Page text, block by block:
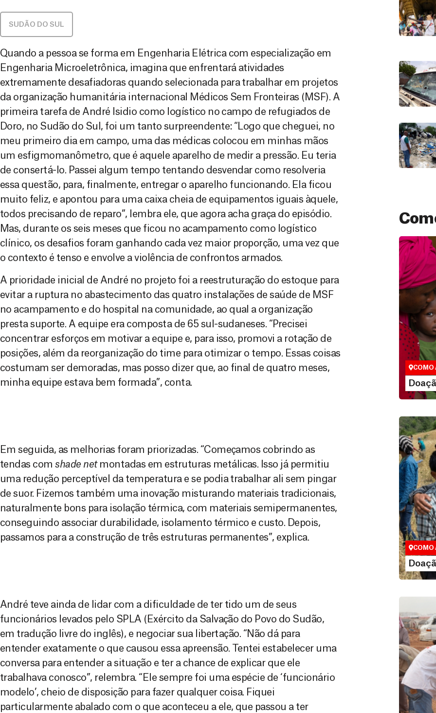
SUDÃO DO SUL
Quando a pessoa se forma em Engenharia Elétrica com especialização em
Engenharia Microeletrônica, imagina que enfrentará atividades
extremamente desafiadoras quando selecionada para trabalhar em projetos
da organização humanitária internacional Médicos Sem Fronteiras (MSF). A
primeira tarefa de André Isidio como logístico no campo de refugiados de
Doro, no Sudão do Sul, foi um tanto surpreendente: “Logo que cheguei, no
meu primeiro dia em campo, uma das médicas colocou em minhas mãos
um esfigmomanômetro, que é aquele aparelho de medir a pressão. Eu teria
de consertá-lo. Passei algum tempo tentando desvendar como resolveria
essa questão, para, finalmente, entregar o aparelho funcionando. Ela ficou
muito feliz, e apontou para uma caixa cheia de equipamentos iguais àquele,
todos precisando de reparo”, lembra ele, que agora acha graça do episódio.
Mas, durante os seis meses que ficou no acampamento como logístico
clínico, os desafios foram ganhando cada vez maior proporção, uma vez que
o contexto é tenso e envolve a violência de confrontos armados.
A prioridade inicial de André no projeto foi a reestruturação do estoque para
evitar a ruptura no abastecimento das quatro instalações de saúde de MSF
no acampamento e do hospital na comunidade, ao qual a organização
presta suporte. A equipe era composta de 65 sul-sudaneses. “Precisei
concentrar esforços em motivar a equipe e, para isso, promovi a rotação de
posições, além da reorganização do time para otimizar o tempo. Essas coisas
costumam ser demoradas, mas posso dizer que, ao final de quatro meses,
minha equipe estava bem formada”, conta.
Em seguida, as melhorias foram priorizadas. “Começamos cobrindo as
tendas comshade netmontadas em estruturas metálicas. Isso já permitiu
uma redução perceptível da temperatura e se podia trabalhar ali sem pingar
de suor. Fizemos também uma inovação misturando materiais tradicionais,
naturalmente bons para isolação térmica, com materiais semipermanentes,
conseguindo associar durabilidade, isolamento térmico e custo. Depois,
passamos para a construção de três estruturas permanentes”, explica.
André teve ainda de lidar com a dificuldade de ter tido um de seus
funcionários levados pelo SPLA (Exército da Salvação do Povo do Sudão,
em tradução livre do inglês), e negociar sua libertação. “Não dá para
entender exatamente o que causou essa apreensão. Tentei estabelecer uma
conversa para entender a situação e ter a chance de explicar que ele
trabalhava conosco”, relembra. “Ele sempre foi uma espécie de ‘funcionário
modelo’, cheio de disposição para fazer qualquer coisa. Fiquei
particularmente abalado com o que aconteceu a ele, que passou a ter
Doação
São as
que nos
vidas em
COMO
Você
maneiras,
valor que
COMO
Área